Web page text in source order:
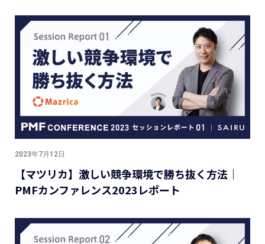
2023年7月12日
【マツリカ】激しい競争環境で勝ち抜く方法｜
PMFカンファレンス2023レポート